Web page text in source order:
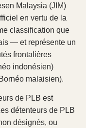
Malaysia (JIM)
en vertu de la
classification que
— et représente un
frontalières
indonésien)
malaisien).
de PLB est
détenteurs de PLB
désignés, ou